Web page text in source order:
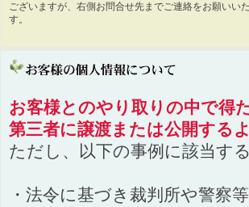
ございますが、右側お問合せ先までご連絡をお願いい
す。
お客様とのやり取りの中で得
第三者に譲渡または公開する
ただし、以下の事例に該当す
・法令に基づき裁判所や警察